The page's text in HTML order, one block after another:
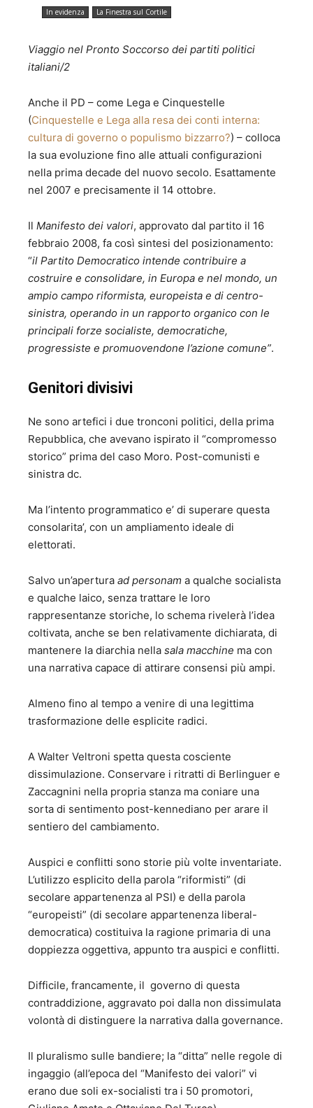
comunicazione che di storia, politica e questioni
identitarie. Da giovanissimo è stato segretario dei giovani
socialista tra anni settanta e ottanta. Poi a lungo non
appartenente. Più di recente ha lavorato sul civismo
nazionale di Più Europa.
In evidenza La Finestra sul Cortile
Viaggio nel Pronto Soccorso dei partiti politici
italiani/2
Anche il PD – come Lega e Cinquestelle
(Cinquestelle e Lega alla resa dei conti interna:
cultura di governo o populismo bizzarro?) – colloca
la sua evoluzione fino alle attuali configurazioni
nella prima decade del nuovo secolo. Esattamente
nel 2007 e precisamente il 14 ottobre.
Il Manifesto dei valori, approvato dal partito il 16
febbraio 2008, fa così sintesi del posizionamento:
“il Partito Democratico intende contribuire a
costruire e consolidare, in Europa e nel mondo, un
ampio campo riformista, europeista e di centro-
sinistra, operando in un rapporto organico con le
principali forze socialiste, democratiche,
progressiste e promuovendone l’azione comune”.
Genitori divisivi
Ne sono artefici i due tronconi politici, della prima
Repubblica, che avevano ispirato il “compromesso
storico” prima del caso Moro. Post-comunisti e
sinistra dc.
Ma l’intento programmatico e’ di superare questa
consolarita’, con un ampliamento ideale di
elettorati.
Salvo un’apertura ad personam a qualche socialista
e qualche laico, senza trattare le loro
rappresentanze storiche, lo schema rivelerà l’idea
coltivata, anche se ben relativamente dichiarata, di
mantenere la diarchia nella sala macchine ma con
una narrativa capace di attirare consensi più ampi.
Almeno fino al tempo a venire di una legittima
trasformazione delle esplicite radici.
A Walter Veltroni spetta questa cosciente
dissimulazione. Conservare i ritratti di Berlinguer e
Zaccagnini nella propria stanza ma coniare una
sorta di sentimento post-kennediano per arare il
sentiero del cambiamento.
Auspici e conflitti sono storie più volte inventariate.
L’utilizzo esplicito della parola “riformisti” (di
secolare appartenenza al PSI) e della parola
“europeisti” (di secolare appartenenza liberal-
democratica) costituiva la ragione primaria di una
doppiezza oggettiva, appunto tra auspici e conflitti.
Difficile, francamente, il governo di questa
contraddizione, aggravato poi dalla non dissimulata
volontà di distinguere la narrativa dalla governance.
Il pluralismo sulle bandiere; la “ditta” nelle regole di
ingaggio (all’epoca del “Manifesto dei valori” vi
erano due soli ex-socialisti tra i 50 promotori,